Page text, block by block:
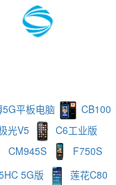
平板电脑
CB100
光V5
C6工业版
CM945S F750S
5G版
莲花C80